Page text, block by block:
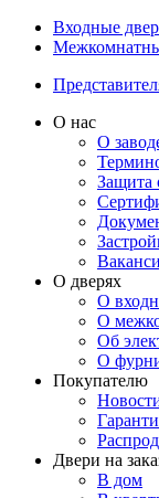
Входные
О нас
О
Защита
О дверях
О
О
Об
О
Покупателю
Двери на
В дом